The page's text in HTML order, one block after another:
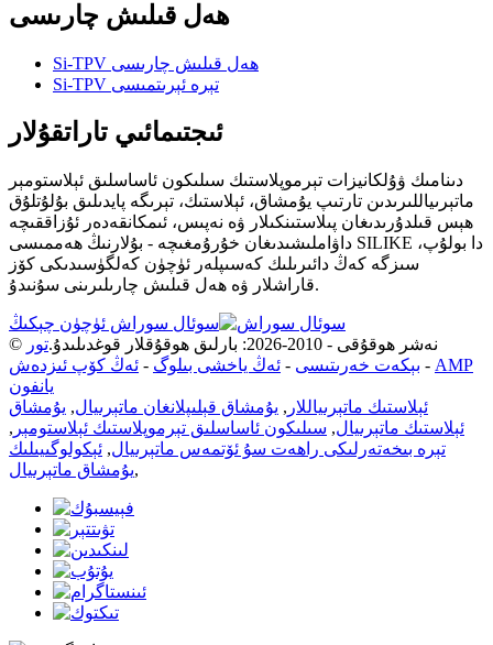
ھەل قىلىش چارىسى
Si-TPV ھەل قىلىش چارىسى
Si-TPV تېرە ئېرىتمىسى
ئىجتىمائىي تاراتقۇلار
دىنامىك ۋۇلكانيزات تېرموپلاستىك سىلىكون ئاساسلىق ئېلاستومېر
ماتېرىياللىرىدىن تارتىپ يۇمشاق، ئېلاستىك، تېرىگە پايدىلىق بۇلۇتلۇق
ھېس قىلدۇرىدىغان پىلاستىنكىلار ۋە نەپىس، ئىمكانقەدەر ئۇزاققىچە
داۋاملىشىدىغان خۇرۇمغىچە - بۇلارنىڭ ھەممىسى SILIKE دا بولۇپ،
سىزگە كەڭ دائىرىلىك كەسىپلەر ئۈچۈن كەلگۈسىدىكى كۆز
قاراشلار ۋە ھەل قىلىش چارىلىرىنى سۇنىدۇ.
سوئال سوراش ئۈچۈن چېكىڭ
© نەشر ھوقۇقى - 2010-2026: بارلىق ھوقۇقلار قوغدىلىدۇ.
تور
بېكەت خەرىتىسى - ئەڭ ياخشى بىلوگ - ئەڭ كۆپ ئىزدەش - AMP
يانفون
ئېلاستىك ماتېرىياللار , يۇمشاق قېلىپلانغان ماتېرىيال, يۇمشاق
ئېلاستىك ماتېرىيال, سىلىكون ئاساسلىق تېرموپلاستىك ئېلاستومېر ,
تېرە بىخەتەرلىكى راھەت سۇ ئۆتمەس ماتېرىيال, ئېكولوگىيىلىك
يۇمشاق ماتېرىيال,